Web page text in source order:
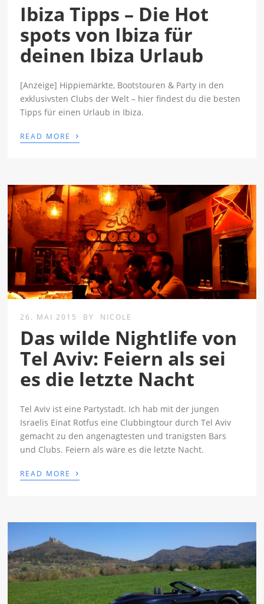
Ibiza Tipps – Die Hot
spots von Ibiza für
deinen Ibiza Urlaub
[Anzeige] Hippiemärkte, Bootstouren & Party in den
exklusivsten Clubs der Welt – hier findest du die besten
Tipps für einen Urlaub in Ibiza.
READ MORE ›
26. MAI 2015 BY NICOLE
Das wilde Nightlife von
Tel Aviv: Feiern als sei
es die letzte Nacht
Tel Aviv ist eine Partystadt. Ich hab mit der jungen
Israelis Einat Rotfus eine Clubbingtour durch Tel Aviv
gemacht zu den angenagtesten und tranigsten Bars
und Clubs. Feiern als wäre es die letzte Nacht.
READ MORE ›